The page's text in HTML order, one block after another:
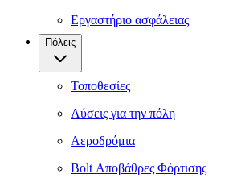
Εργαστήριο ασφάλειας
Πόλεις
Τοποθεσίες
Λύσεις για την πόλη
Αεροδρόμια
Bolt Αποβάθρες Φόρτισης